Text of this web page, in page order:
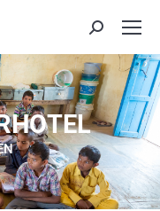
Search:
HOTEL